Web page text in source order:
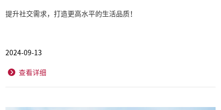
提升社交需求，打造更高水平的生活品质！
2024-09-13
查看详细